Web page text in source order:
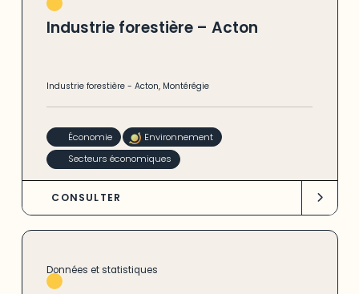
Industrie forestière – Acton
Industrie forestière -Acton, Montérégie
Économie
Environnement
Secteurs économiques
CONSULTER
Données et statistiques